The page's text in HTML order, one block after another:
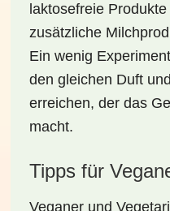
laktosefreie Produkte
zusätzliche
Ein wenig
den gleichen Duft
erreichen, der das
macht.
Tipps für
Veganer und